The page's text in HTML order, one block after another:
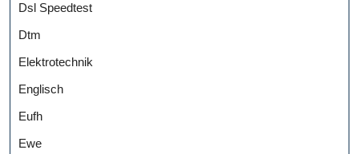
Dsl Speedtest
Dtm
Elektrotechnik
Englisch
Eufh
Ewe